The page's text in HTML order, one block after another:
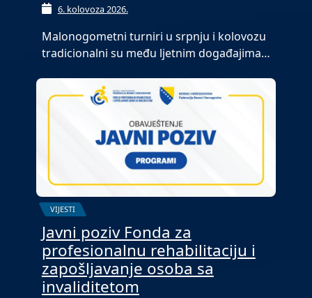
6. kolovoza 2026.
Malonogometni turniri u srpnju i kolovozu
tradicionalni su među ljetnim događajima…
VIJESTI
Javni poziv Fonda za
profesionalnu rehabilitaciju i
zapošljavanje osoba sa
invaliditetom